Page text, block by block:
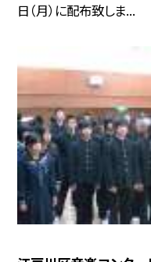
日（月）に配布致しま...